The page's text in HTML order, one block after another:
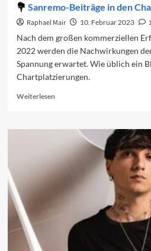
Sanremo-Beiträge in den
Raphael Mair 10. Februar 2023
Nach dem großen kommerziellen
2022 werden die Nachwirkungen
Spannung erwartet. Wie üblich ein
Chartplatzierungen.
WeiterlesenRead
Sanremo-
(Woche